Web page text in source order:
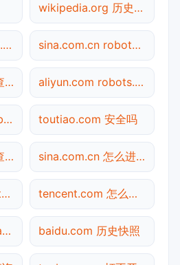
wikipedia.org 历史快照
bilibili.com robots.txt检测 sina.com.cn robots.txt检测
google.com 网址查询 aliyun.com robots.txt检测
wordpress.org robots.txt检测 toutiao.com 安全吗
huawei.com 网址查询 sina.com.cn 怎么进入
taobao.com robots.txt检测 tencent.com 怎么进入
sogou.com sitemap.xml检测 baidu.com 历史快照